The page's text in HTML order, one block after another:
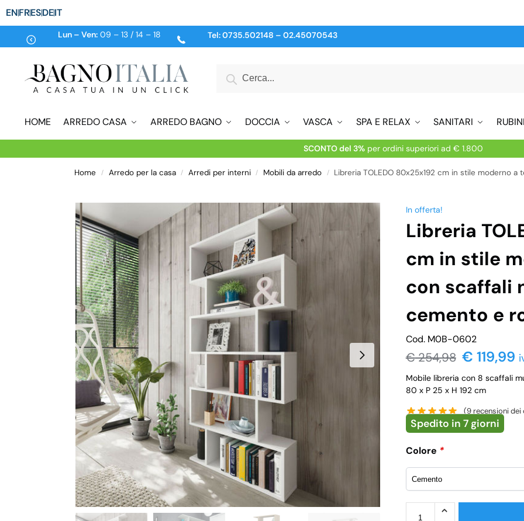
ENFRESDEIT
Lun – Ven:09 – 13 / 14 – 18 Tel:0735.502148 – 02.45070543
HOME ARREDO CASA ARREDO BAGNO DOCCIA VASCA SPA E RELAX SANITARI
SCONTO del 3%per ordini superiori ad € 1.800
Home / Arredo per la casa / Arredi per interni / Mobili da arredo / Libreria TOLEDO 80x25x192 cm in stile moderno
In offerta!
Libreria
cm in stile
con scaffali
cemento e
Cod. M0B-0602
€254,98 € 119,99
Mobile libreria con 8 scaffali
80 x P 25 x H 192 cm
(9 recensioni dei
Spedito in 7 giorni
Colore *